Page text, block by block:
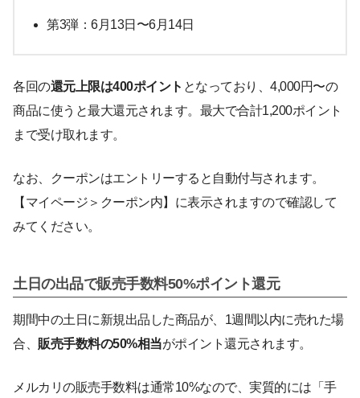
第3弾：6月13日〜6月14日
各回の還元上限は400ポイント となっており、4,000円〜の
商品に使うと最大還元されます。最大で合計1,200ポイント
まで受け取れます。
なお、クーポンはエントリーすると自動付与されます。
【マイページ＞クーポン内】に表示されますので確認して
みてください。
土日の出品で販売手数料50%ポイント還元
期間中の土日に新規出品した商品が、1週間以内に売れた場
合、 販売手数料の50%相当がポイント還元されます。
メルカリの販売手数料は通常10%なので、実質的には「手